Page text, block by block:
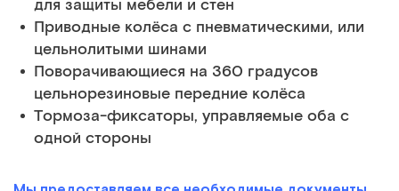
для защиты мебели и стен
Приводные колёса с пневматическими, или
цельнолитыми шинами
Поворачивающиеся на 360 градусов
цельнорезиновые передние колёса
Тормоза-фиксаторы, управляемые оба с
одной стороны